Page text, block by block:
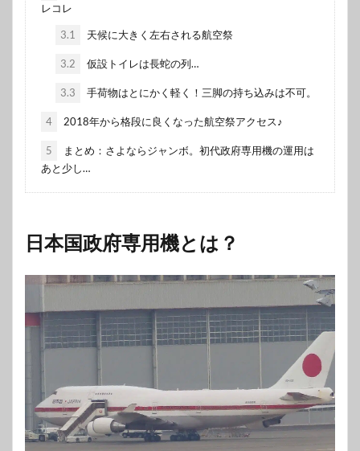
レコレ
3.1 天候に大きく左右される航空祭
3.2 仮設トイレは長蛇の列…
3.3 手荷物はとにかく軽く！三脚の持ち込みは不可。
4 2018年から格段に良くなった航空祭アクセス♪
5
まとめ：さよならジャンボ。初代政府専用機の運用は
あと少し…
日本国政府専用機とは？